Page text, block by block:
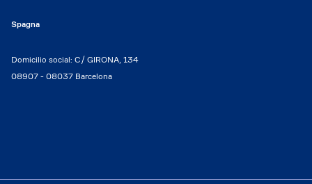
Spagna
Domicilio social: C/ GIRONA, 134
08907 - 08037 Barcelona